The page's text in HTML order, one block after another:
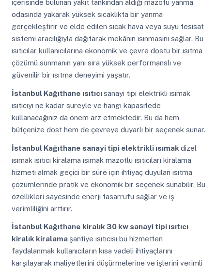
içerisinde bulunan yakıt tankından aldığı mazotu yanma
odasında yakarak yüksek sıcaklıkta bir yanma
gerçekleştirir ve elde edilen sıcak hava veya suyu tesisat
sistemi aracılığıyla dağıtarak mekânın ısınmasını sağlar. Bu
ısıtıcılar kullanıcılarına ekonomik ve çevre dostu bir ısıtma
çözümü sunmanın yanı sıra yüksek performanslı ve
güvenilir bir ısıtma deneyimi yaşatır.
İstanbul Kağıthane ısıtıcısanayi tipi elektrikli ısımak
ısıtıcıyı ne kadar süreyle ve hangi kapasitede
kullanacağınız da önem arz etmektedir. Bu da hem
bütçenize dost hem de çevreye duyarlı bir seçenek sunar.
İstanbul Kağıthane sanayi tipi elektrikli ısımak dizel
ısımak ısıtıcı kiralama ısımak mazotlu ısıtıcıları kiralama
hizmeti almak geçici bir süre için ihtiyaç duyulan ısıtma
çözümlerinde pratik ve ekonomik bir seçenek sunabilir. Bu
özellikleri sayesinde enerji tasarrufu sağlar ve iş
verimliliğini arttırır.
İstanbul Kağıthane kiralık 30 kw sanayi tipi ısıtıcı
kiralık kiralama şantiye ısıtıcısı bu hizmetten
faydalanmak kullanıcıların kısa vadeli ihtiyaçlarını
karşılayarak maliyetlerini düşürmelerine ve işlerini verimli